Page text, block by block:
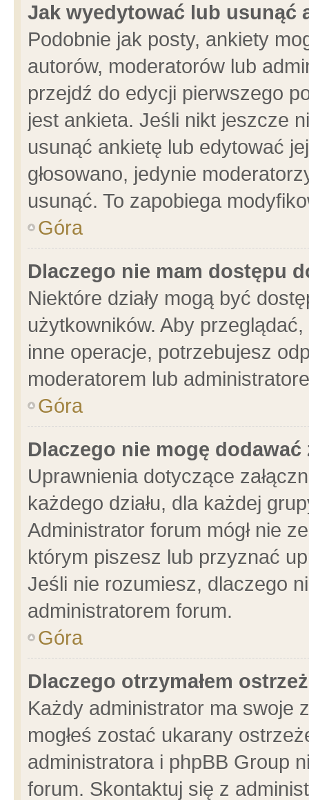
Jak wyedytować lub usunąć
Podobnie jak posty, ankiety
autorów, moderatorów lub
przejdź do edycji pierwszego
jest ankieta. Jeśli nikt jeszcze
usunąć ankietę lub edytować
głosowano, jedynie
usunąć. To zapobiega
Góra
Dlaczego nie mam dostępu
Niektóre działy mogą być
użytkowników. Aby
inne operacje, potrzebujesz
moderatorem lub
Góra
Dlaczego nie mogę dodawać
Uprawnienia dotyczące
każdego działu, dla każdej
Administrator forum mógł nie
którym piszesz lub przyznać
Jeśli nie rozumiesz, dlaczego
administratorem forum.
Góra
Dlaczego otrzymałem
Każdy administrator ma swoje
mogłeś zostać ukarany
administratora i phpBB Group
forum. Skontaktuj się z